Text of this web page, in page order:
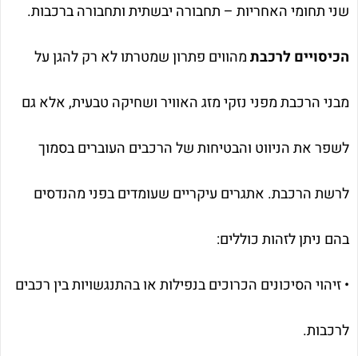
שני תחומי האחריות – תחבורה יבשתית ותחבורה ברכבות.
הכיסויים לרכבתמהווים פתרון שמטרתו לא רק להגן על
מבני הרכבת מפני נזקי מזג האוויר ושחיקה טבעית, אלא גם
לשפר את הניווט והבטיחות של הרכבים העוברים בסמוך
לרשת הרכבת. אתגרים עיקריים שעומדים בפני מהנדסים
בהם ניתן לזהות כוללים:
• זיהוי הסיכונים הכרוכים בנפילות או בהתנגשויות בין רכבים
לרכבות.